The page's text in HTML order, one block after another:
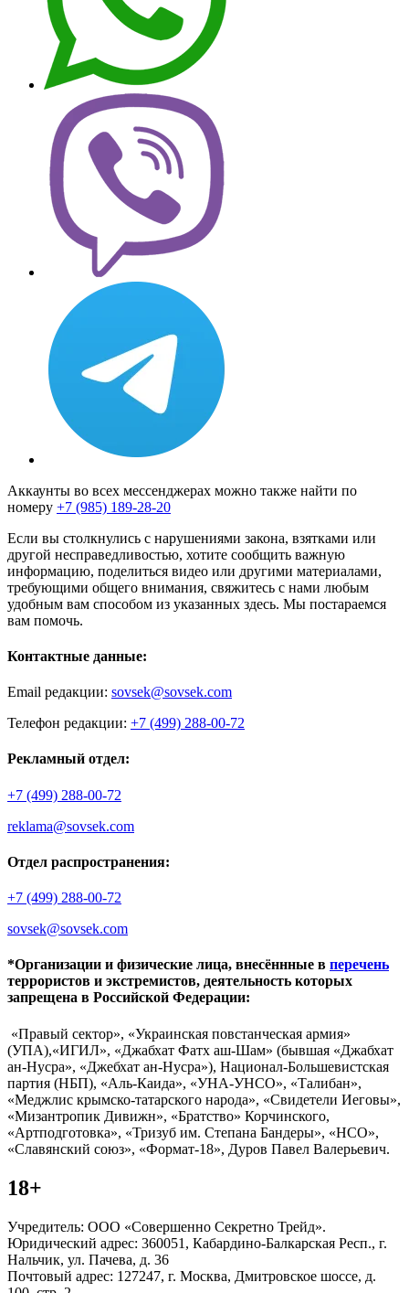
Аккаунты во всех мессенджерах можно также найти по
номеру +7 (985) 189-28-20
Если вы столкнулись с нарушениями закона, взятками или
другой несправедливостью, хотите сообщить важную
информацию, поделиться видео или другими материалами,
требующими общего внимания, свяжитесь с нами любым
удобным вам способом из указанных здесь. Мы постараемся
вам помочь.
Контактные данные:
Email редакции: sovsek@sovsek.com
Телефон редакции: +7 (499) 288-00-72
Рекламный отдел:
+7 (499) 288-00-72
reklama@sovsek.com
Отдел распространения:
+7 (499) 288-00-72
sovsek@sovsek.com
*Организации и физические лица, внесённные в перечень
террористов и экстремистов, деятельность которых
запрещена в Российской Федерации:
«Правый сектор», «Украинская повстанческая армия»
(УПА),«ИГИЛ», «Джабхат Фатх аш-Шам» (бывшая «Джабхат
ан-Нусра», «Джебхат ан-Нусра»), Национал-Большевистская
партия (НБП), «Аль-Каида», «УНА-УНСО», «Талибан»,
«Меджлис крымско-татарского народа», «Свидетели Иеговы»,
«Мизантропик Дивижн», «Братство» Корчинского,
«Артподготовка», «Тризуб им. Степана Бандеры», «НСО»,
«Славянский союз», «Формат-18», Дуров Павел Валерьевич.
18+
Учредитель: ООО «Совершенно Секретно Трейд».
Юридический адрес: 360051, Кабардино-Балкарская Респ., г.
Нальчик, ул. Пачева, д. 36
Почтовый адрес: 127247, г. Москва, Дмитровское шоссе, д.